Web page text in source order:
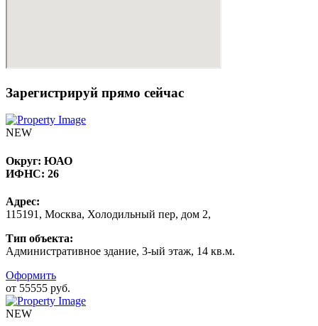
Зарегистрируй прямо сейчас
NEW
Округ: ЮАО
ИФНС: 26
Адрес:
115191, Москва, Холодильный пер, дом 2,
Тип объекта:
Административное здание, 3-ый этаж, 14 кв.м.
Оформить
от 55555 руб.
NEW